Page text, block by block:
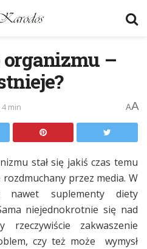
–
min AA
stał się jakiś czas temu
przez media. W
nawet suplementy diety
niejednokrotnie się nad
rzeczywiście zakwaszenie
czy też może wymysł